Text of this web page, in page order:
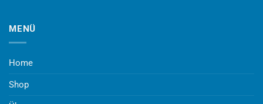
MENÜ
Home
Shop